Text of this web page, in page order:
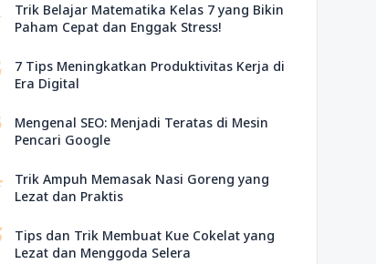
Trik Belajar Matematika Kelas 7 yang Bikin
Paham Cepat dan Enggak Stress!
7 Tips Meningkatkan Produktivitas Kerja di
Era Digital
Mengenal SEO: Menjadi Teratas di Mesin
Pencari Google
Trik Ampuh Memasak Nasi Goreng yang
Lezat dan Praktis
Tips dan Trik Membuat Kue Cokelat yang
Lezat dan Menggoda Selera